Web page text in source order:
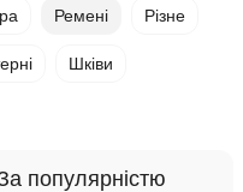
Ремені Різне
Шківи
популярністю